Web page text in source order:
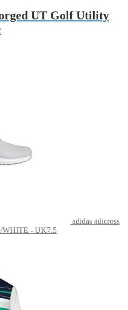
UT Golf Utility
adidas adicross
WHITE - UK7.5